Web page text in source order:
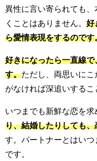
異性に言い寄られても
くことはありません。 好
ら愛情表現をするのです
好きになったら一直線
す。ただし、両思いに
がなければ深追いするこ
いつまでも新鮮な恋を求
り、結婚したりしても
す。パートナーとはい
です。